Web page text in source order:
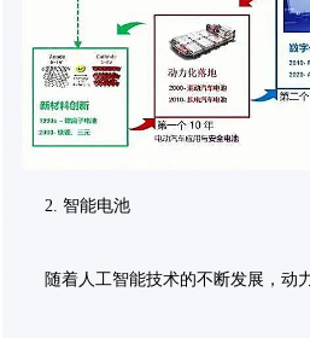
2. 智能电池
随着人工智能技术的不断发展，动